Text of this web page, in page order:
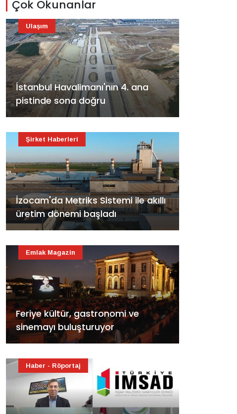
Çok Okunanlar
İstanbul Havalimanı'nın 4. ana
pistinde sona doğru
Ulaşım
İzocam'da Metriks Sistemi ile akıllı
üretim dönemi başladı
Şirket Haberleri
Feriye kültür, gastronomi ve
sinemayı buluşturuyor
Emlak Magazin
Haber - Röportaj